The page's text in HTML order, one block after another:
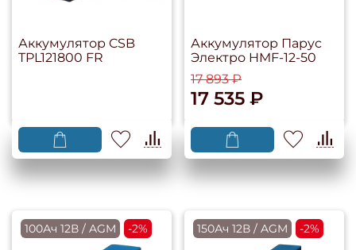
Аккумулятор CSB
TPL121800 FR
Аккумулятор Парус
Электро HMF-12-50
17 893 ₽
17 535 ₽
100Ач 12В / AGM -2% 150Ач 12В / AGM -2%